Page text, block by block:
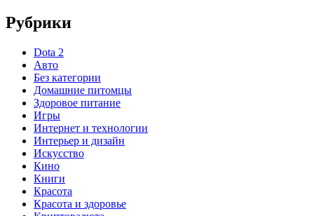
Рубрики
Dota 2
Авто
Без категории
Домашние питомцы
Здоровое питание
Игры
Интернет и технологии
Интерьер и дизайн
Искусство
Кино
Книги
Красота
Красота и здоровье